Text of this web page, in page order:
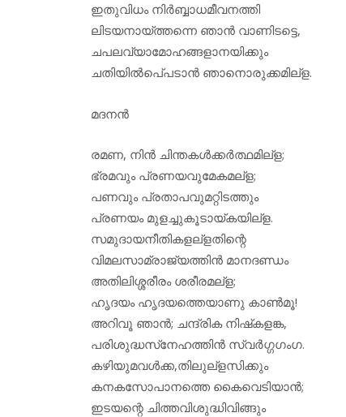
ഇതുവിധം നിര്‍ബ്ബാധമീവനത്തി
ലിടയനായ്ത്തന്നെ ഞാന്‍ വാണിടട്ടെ,
ചപലവ്യാമോഹങ്ങളാനയിക്കും
ചതിയില്‍പെ്പടാന്‍ ഞാനൊരുക്കമില്‌ള.
മദനന്‍
രമണ, നിന്‍ ചിന്തകള്‍ക്കര്‍ത്ഥമില്‌ള;
ഭ്രമവും പ്രണയവുമേകമല്‌ള;
പണവും പ്രതാപവുമറ്റിടത്തും
പ്രണയം മുളച്ചുകൂടായ്കയില്‌ള.
സമുദായനീതികളല്‌ളതിന്റെ
വിമലസാമ്രാജ്യത്തിന്‍ മാനദണ്ഡം
അതിലിശ്ശരീരം ശരീരമല്‌ള;
ഹൃദയം ഹൃദയത്തെയാണു കാണ്‍മൂ!
അറിവൂ ഞാന്‍; ചന്ദ്രിക നിഷ്‌കളങ്ക,
പരിശുദ്ധസ്‌നേഹത്തിന്‍ സ്വര്‍ഗ്ഗഗംഗ.
കഴിയുമവള്‍ക്ക,തിലുല്‌ളസിക്കും
കനകസോപാനത്തെ കൈവെടിയാന്‍;
ഇടയന്റെ ചിത്തവിശുദ്ധിവിങ്ങും